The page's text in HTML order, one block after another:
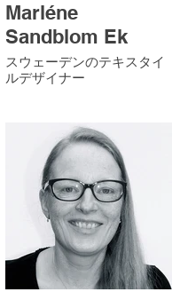
Marléne
Sandblom Ek
スウェーデンのテキスタイ
ルデザイナー